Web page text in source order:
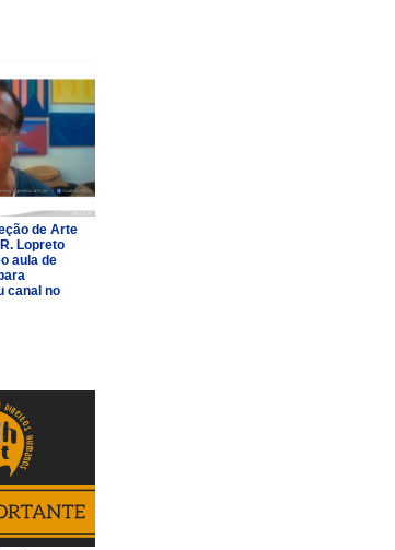
de Arte
Lopreto
aula de
canal no